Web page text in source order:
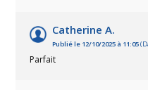
Catherine A.
Publié le 12/10/2025 à 11:05
Parfait